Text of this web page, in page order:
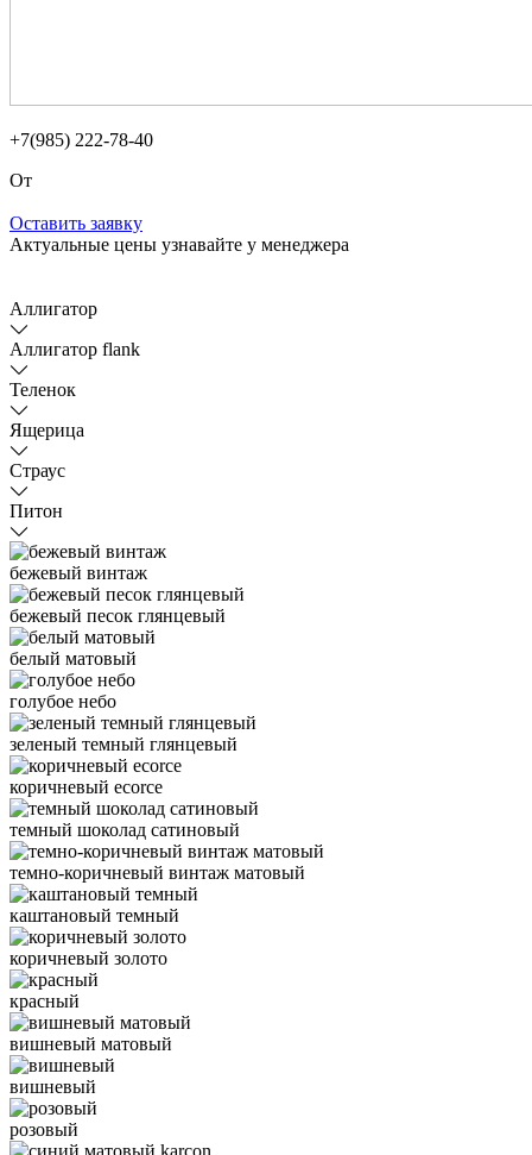
+7(985) 222-78-40
От
Оставить заявку
Актуальные цены узнавайте у менеджера
Аллигатор
Аллигатор flank
Теленок
Ящерица
Страус
Питон
бежевый винтаж
бежевый песок глянцевый
белый матовый
голубое небо
зеленый темный глянцевый
коричневый ecorce
темный шоколад сатиновый
темно-коричневый винтаж матовый
каштановый темный
коричневый золото
красный
вишневый матовый
вишневый
розовый